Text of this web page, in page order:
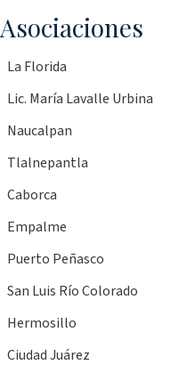
Asociaciones
La Florida
Lic. María Lavalle Urbina
Naucalpan
Tlalnepantla
Caborca
Empalme
Puerto Peñasco
San Luis Río Colorado
Hermosillo
Ciudad Juárez